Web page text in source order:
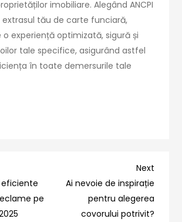
imobiliare. Alegând ANCPI
tău de carte funciară,
experiență optimizată, sigură și
tale specifice, asigurând astfel
în toate demersurile tale
pe
Next
Post
Next
Ai nevoie de inspirație
pentru alegerea
covorului potrivit?